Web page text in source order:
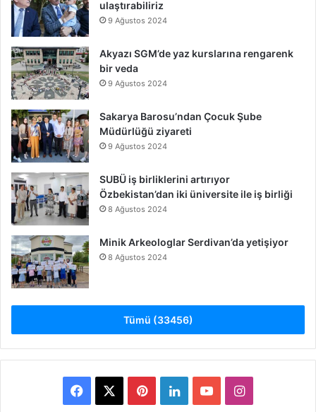
ulaştırabiliriz
9 Ağustos 2024
Akyazı SGM’de yaz kurslarına rengarenk
bir veda
9 Ağustos 2024
Sakarya Barosu’ndan Çocuk Şube
Müdürlüğü ziyareti
9 Ağustos 2024
SUBÜ iş birliklerini artırıyor
Özbekistan’dan iki üniversite ile iş birliği
8 Ağustos 2024
Minik Arkeologlar Serdivan’da yetişiyor
8 Ağustos 2024
Tümü (33456)
Facebook PinterestLinkedInYouTubeInstagram